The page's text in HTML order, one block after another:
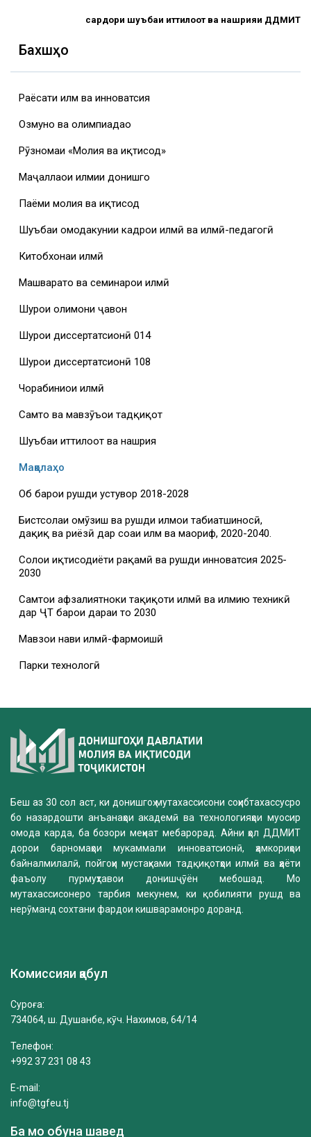
сардори шуъбаи иттилоот ва нашрияи ДДМИТ
Бахшҳо
Раёсати илм ва инноватсия
Озмунҳо ва олимпиадаҳо
Рӯзномаи «Молия ва иқтисод»
Маҷаллаҳои илмии донишгоҳ
Паёми молия ва иқтисод
Шуъбаи омодакунии кадрҳои илмӣ ва илмӣ-педагогӣ
Китобхонаи илмӣ
Машваратҳо ва семинарҳои илмӣ
Шурои олимони ҷавон
Шурои диссертатсионӣ 014
Шурои диссертатсионӣ 108
Чорабиниҳои илмӣ
Самтҳо ва мавзӯъҳои тадқиқот
Шуъбаи иттилоот ва нашрия
Мақолаҳо
Об барои рушди устувор 2018-2028
Бистсолаи омӯзиш ва рушди илмҳои табиатшиносӣ,
дақиқ ва риёзӣ дар соҳаи илм ва маориф, 2020-2040.
Солҳои иқтисодиёти рақамӣ ва рушди инноватсия 2025-
2030
Самтҳои афзалиятноки таҳқиқоти илмӣ ва илмию техникӣ
дар ҶТ барои дараи то 2030
Мавзҳои нави илмӣ-фармоишӣ
Парки технологӣ
Беш аз 30 сол аст, ки донишгоҳ мутахассисони соҳибтахассусро
бо назардошти анъанаҳои академӣ ва технологияҳои муосир
омода карда, ба бозори меҳнат мебарорад. Айни ҳол ДДМИТ
дорои барномаҳои мукаммали инноватсионӣ, ҳамкориҳои
байналмилалӣ, пойгоҳи мустаҳками тадқиқотҳои илмӣ ва ҳаёти
фаъолу пурмуҳтавои донишҷӯён мебошад. Мо
мутахассисонеро тарбия мекунем, ки қобилияти рушд ва
нерӯманд сохтани фардои кишварамонро доранд.
Комиссияи қабул
Суроға:
734064, ш. Душанбе, кӯч. Нахимов, 64/14
Телефон:
+992 37 231 08 43
E-mail:
info@tgfeu.tj
Ба мо обуна шавед